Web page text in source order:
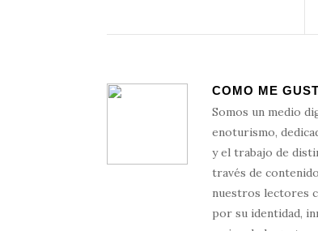
COMO ME
Somos un medio
enoturismo,
y el trabajo de
través de
nuestros lectores
por su identidad,